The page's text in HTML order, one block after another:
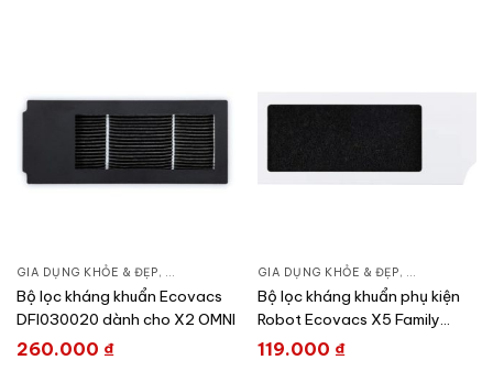
GIA DỤNG KHỎE & ĐẸP, CHĂM SÓC NHÀ CỬA, HÚT BỤI – ROBOT HÚT BỤI
Bộ lọc kháng khuẩn Ecovacs
DFI030020 dành cho X2 OMNI
260.000 ₫
GIA DỤNG KHỎE & ĐẸP, CHĂM SÓC
Bộ lọc kháng khuẩn phụ kiện
Robot Ecovacs X5 Family
DFI030032
119.000 ₫